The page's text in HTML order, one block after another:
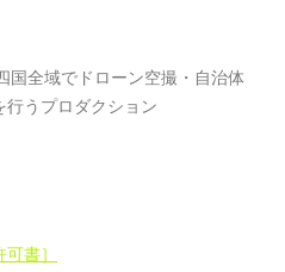
国全域でドローン空撮・自治体
行うプロダクション
書］